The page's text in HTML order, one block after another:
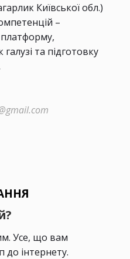
Київської обл.)
–
та підготовку
Усе, що вам
до інтернету.